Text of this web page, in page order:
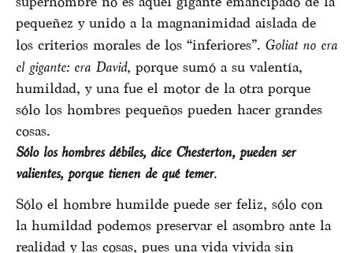
pequeñez y unido a la magnanimidad aislada de
los criterios morales de los “inferiores”. Goliat no era
el gigante: era David, porque sumó a su valentía,
humildad, y una fue el motor de la otra porque
sólo los hombres pequeños pueden hacer grandes
cosas.
Sólo los hombres débiles, dice Chesterton, pueden ser
valientes, porque tienen de qué temer.
Sólo el hombre humilde puede ser feliz, sólo con
la humildad podemos preservar el asombro ante la
realidad y las cosas, pues una vida vivida sin